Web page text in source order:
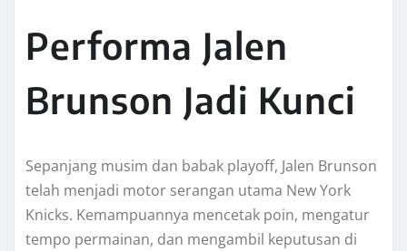
Performa Jalen
Brunson Jadi Kunci
Sepanjang musim dan babak playoff, Jalen Brunson
telah menjadi motor serangan utama New York
Knicks. Kemampuannya mencetak poin, mengatur
tempo permainan, dan mengambil keputusan di